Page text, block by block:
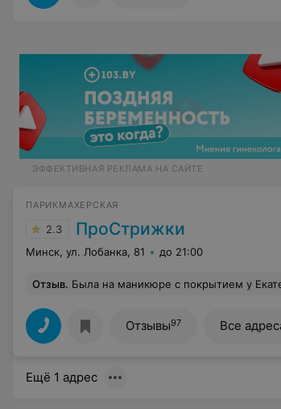
ЭФФЕКТИВНАЯ РЕКЛАМА НА САЙТЕ
ПАРИКМАХЕРСКАЯ
2.3 ПроСтрижки
Минск, ул. Лобанка, 81 до 21:00
Отзыв. Была на маникюре с покрытием у Екатерины, сделано ужасно!! Не прошла и неделя, как от маникюра нет и следа, гель лак вообще отслаивается!!! Вообщем мастер уставший, не умеет делать ни маникюр, ни покрывать гель лаком, у нее узнала, что почему то перед нанесением
Отзывы97 Все
Ещё 1 адрес